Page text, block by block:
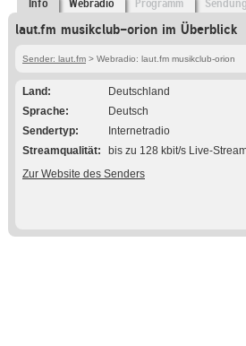
Info Webradio Programm
laut.fm musikclub-orion im Überblick
Sender: laut.fm > Webradio: laut.fm musikclub-orion
Land
Deutschland
Sprache
Deutsch
Sendertyp
Internetradio
Streamqualität
bis zu 128 kbit/s Live-
Zur Website des Senders